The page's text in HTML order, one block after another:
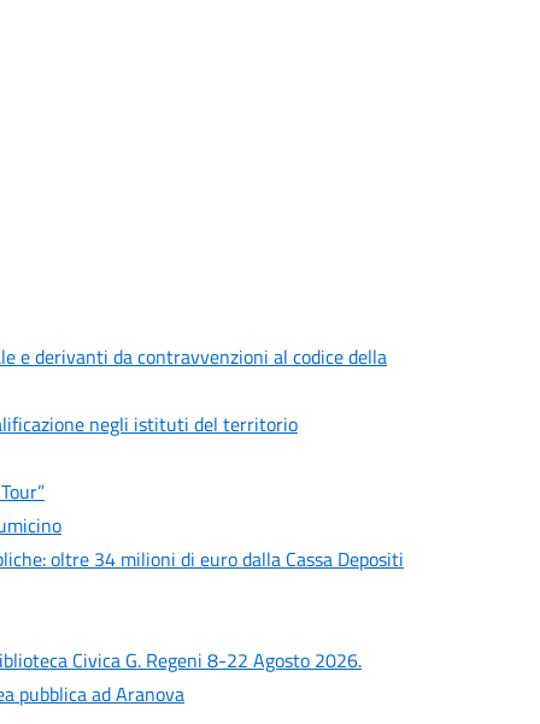
e derivanti da contravvenzioni al codice della
negli istituti del territorio
oltre 34 milioni di euro dalla Cassa Depositi
Civica G. Regeni 8-22 Agosto 2026.
pubblica ad Aranova